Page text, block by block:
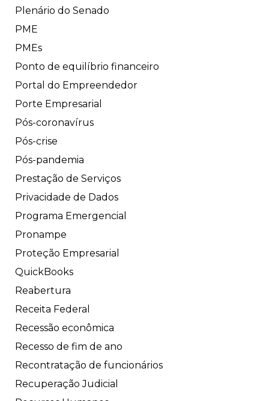
Plenário do Senado
PME
PMEs
Ponto de equilíbrio financeiro
Portal do Empreendedor
Porte Empresarial
Pós-coronavírus
Pós-crise
Pós-pandemia
Prestação de Serviços
Privacidade de Dados
Programa Emergencial
Pronampe
Proteção Empresarial
QuickBooks
Reabertura
Receita Federal
Recessão econômica
Recesso de fim de ano
Recontratação de funcionários
Recuperação Judicial